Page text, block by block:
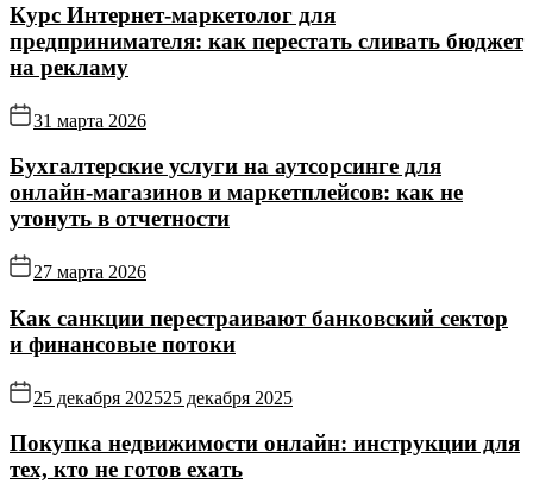
Курс Интернет‑маркетолог для
предпринимателя: как перестать сливать бюджет
на рекламу
31 марта 2026
Бухгалтерские услуги на аутсорсинге для
онлайн‑магазинов и маркетплейсов: как не
утонуть в отчетности
27 марта 2026
Как санкции перестраивают банковский сектор
и финансовые потоки
25 декабря 202525 декабря 2025
Покупка недвижимости онлайн: инструкции для
тех, кто не готов ехать